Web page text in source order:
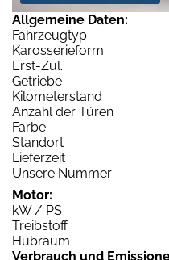
Allgemeine Daten:
Fahrzeugtyp
Karosserieform
Erst-Zul.
Getriebe
Kilometerstand
Anzahl der Türen
Farbe
Standort
Lieferzeit
Unsere Nummer
Motor:
kW / PS
Treibstoff
Hubraum
Verbrauch und